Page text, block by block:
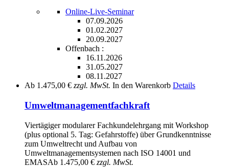
Online-Live-Seminar
07.09.2026
01.02.2027
20.09.2027
Offenbach :
16.11.2026
31.05.2027
08.11.2027
Ab 1.475,00 € zzgl. MwSt. In den Warenkorb Details
Umweltmanagementfachkraft
Viertägiger modularer Fachkundelehrgang mit Workshop
(plus optional 5. Tag: Gefahrstoffe) über Grundkenntnisse
zum Umweltrecht und Aufbau von
Umweltmanagementsystemen nach ISO 14001 und
EMASAb 1.475,00 € zzgl. MwSt.